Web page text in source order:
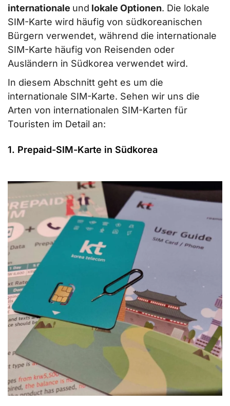
internationale und lokale Optionen. Die lokale
SIM-Karte wird häufig von südkoreanischen
Bürgern verwendet, während die internationale
SIM-Karte häufig von Reisenden oder
Ausländern in Südkorea verwendet wird.
In diesem Abschnitt geht es um die
internationale SIM-Karte. Sehen wir uns die
Arten von internationalen SIM-Karten für
Touristen im Detail an:
1. Prepaid-SIM-Karte in Südkorea